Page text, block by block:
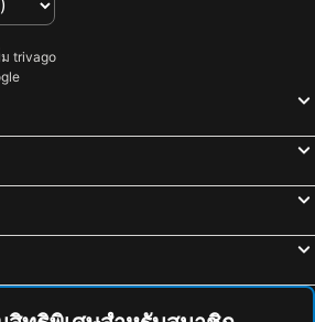
โรงแรม มาเช่
ม trivago